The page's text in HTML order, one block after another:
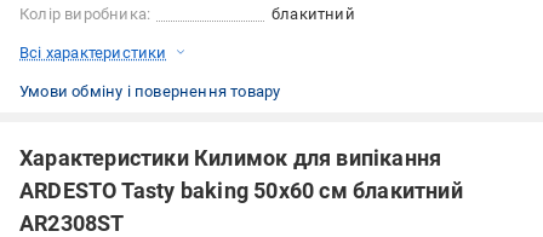
Колір виробника:
блакитний
Всі характеристики
Умови обміну і повернення товару
Характеристики Килимок для випікання
ARDESTO Tasty baking 50x60 см блакитний
AR2308ST